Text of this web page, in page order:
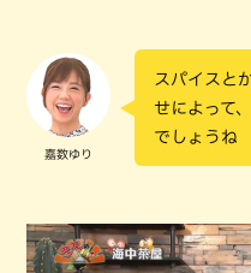
嘉数ゆり
スパイスと
せによって
でしょうね